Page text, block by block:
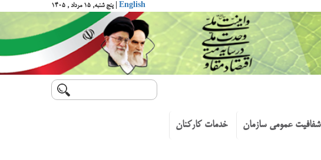
English | پنج شنبه, ۱۵ مرداد , ۱۴۰۵
شفافیت عمومی سازمان خدمات کارکنان